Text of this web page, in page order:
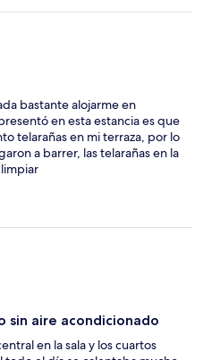
bastante alojarme en
en esta estancia es que
telarañas en mi terraza, por lo
a barrer, las telarañas en la
sin aire acondicionado
en la sala y los cuartos